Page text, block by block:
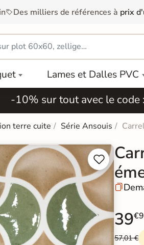
Des milliers de références à prix
Lames et Dalles PVC
-10% sur tout avec le code :
terre cuite Série Ansouis



39
57,01 €